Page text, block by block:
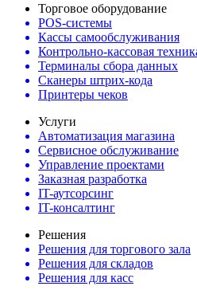
Торговое оборудование
POS-системы
Кассы самообслуживания
Контрольно-кассовая
Терминалы сбора данных
Сканеры штрих-кода
Принтеры чеков
Услуги
Автоматизация магазина
Сервисное обслуживание
Управление проектами
Заказная разработка
IT-аутсорсинг
IT-консалтинг
Решения
Решения для торгового зала
Решения для складов
Решения для касс